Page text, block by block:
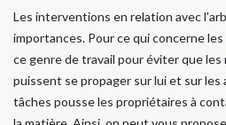
Les interventions en relation avec
importances. Pour ce qui concerne
ce genre de travail pour éviter que les
puissent se propager sur lui et sur les
tâches pousse les propriétaires à